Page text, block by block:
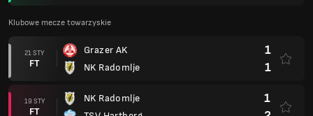
Klubowe mecze towarzyskie
21 STY
FT
Grazer AK
NK Radomlje
1
1
19 STY
FT
NK Radomlje
1